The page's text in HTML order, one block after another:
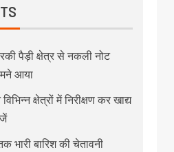
पैड़ी क्षेत्र से नकली नोट
आया
क्षेत्रों में निरीक्षण कर खाद्य
भारी बारिश की चेतावनी